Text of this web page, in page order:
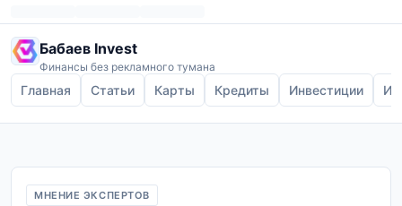
Бабаев Invest
Финансы без рекламного тумана
Главная Статьи Карты Кредиты Инвестиции
МНЕНИЕ ЭКСПЕРТОВ